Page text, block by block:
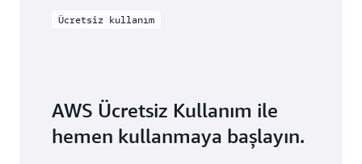
Ücretsiz kullanım
AWS Ücretsiz Kullanım ile
hemen kullanmaya başlayın.